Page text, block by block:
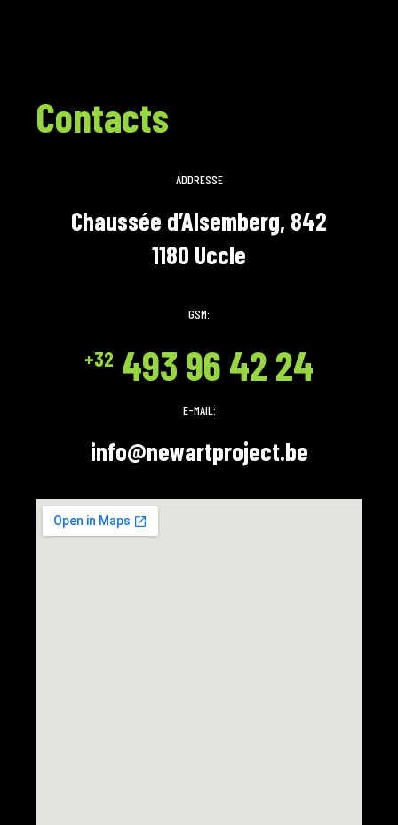
Contacts
ADDRESSE
Chaussée d’Alsemberg, 842
1180 Uccle
GSM:
+32 493 96 42 24
E-MAIL:
info@newartproject.be